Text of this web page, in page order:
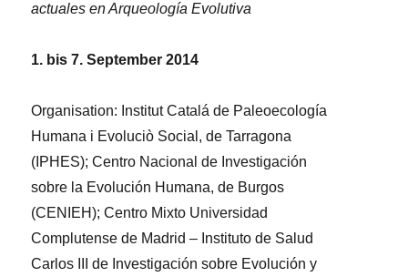
actuales en Arqueología Evolutiva
1. bis 7. September 2014
Organisation: Institut Catalá de Paleoecología
Humana i Evoluciò Social, de Tarragona
(IPHES); Centro Nacional de Investigación
sobre la Evolución Humana, de Burgos
(CENIEH); Centro Mixto Universidad
Complutense de Madrid – Instituto de Salud
Carlos III de Investigación sobre Evolución y